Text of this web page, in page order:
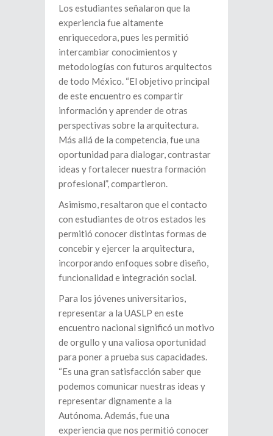
Los estudiantes señalaron que la
experiencia fue altamente
enriquecedora, pues les permitió
intercambiar conocimientos y
metodologías con futuros arquitectos
de todo México. “El objetivo principal
de este encuentro es compartir
información y aprender de otras
perspectivas sobre la arquitectura.
Más allá de la competencia, fue una
oportunidad para dialogar, contrastar
ideas y fortalecer nuestra formación
profesional”, compartieron.
Asimismo, resaltaron que el contacto
con estudiantes de otros estados les
permitió conocer distintas formas de
concebir y ejercer la arquitectura,
incorporando enfoques sobre diseño,
funcionalidad e integración social.
Para los jóvenes universitarios,
representar a la UASLP en este
encuentro nacional significó un motivo
de orgullo y una valiosa oportunidad
para poner a prueba sus capacidades.
“Es una gran satisfacción saber que
podemos comunicar nuestras ideas y
representar dignamente a la
Autónoma. Además, fue una
experiencia que nos permitió conocer